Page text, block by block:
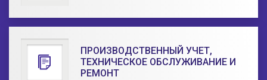
ПРОИЗВОДСТВЕННЫЙ УЧЕТ,
ТЕХНИЧЕСКОЕ ОБСЛУЖИВАНИЕ И
РЕМОНТ